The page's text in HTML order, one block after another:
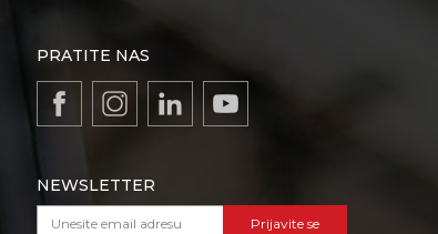
PRATITE NAS
NEWSLETTER
Prijavite se